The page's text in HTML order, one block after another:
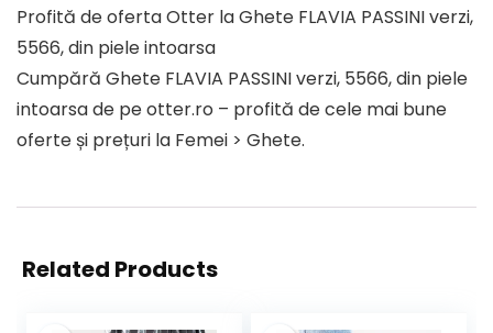
Profită de oferta Otter la Ghete FLAVIA PASSINI verzi,
5566, din piele intoarsa
Cumpără Ghete FLAVIA PASSINI verzi, 5566, din piele
intoarsa de pe otter.ro – profită de cele mai bune
oferte și prețuri la Femei > Ghete.
Related Products